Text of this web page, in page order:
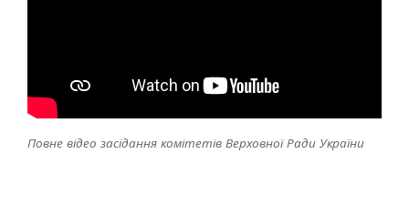
Повне відео засідання комітетів Верховної Ради України